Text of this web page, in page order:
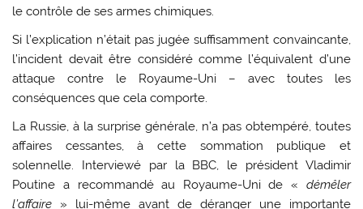
le contrôle de ses armes chimiques.
Si l’explication n’était pas jugée suffisamment convaincante,
l’incident devait être considéré comme l’équivalent d’une
attaque contre le Royaume-Uni – avec toutes les
conséquences que cela comporte.
La Russie, à la surprise générale, n’a pas obtempéré, toutes
affaires cessantes, à cette sommation publique et
solennelle. Interviewé par la BBC, le président Vladimir
Poutine a recommandé au Royaume-Uni de « démêler
l’affaire » lui-même avant de déranger une importante